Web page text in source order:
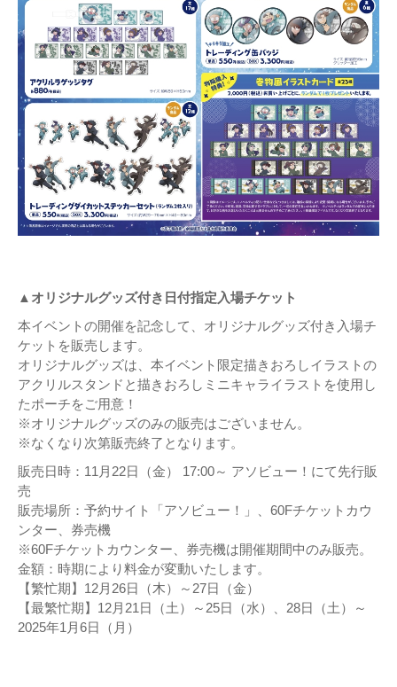
▲オリジナルグッズ付き日付指定入場チケット
本イベントの開催を記念して、オリジナルグッズ付き入場チ
ケットを販売します。
オリジナルグッズは、本イベント限定描きおろしイラストの
アクリルスタンドと描きおろしミニキャライラストを使用し
たポーチをご用意！
※オリジナルグッズのみの販売はございません。
※なくなり次第販売終了となります。
販売日時：11月22日（金） 17:00～ アソビュー！にて先行販
売
販売場所：予約サイト「アソビュー！」、60Fチケットカウ
ンター、券売機
※60Fチケットカウンター、券売機は開催期間中のみ販売。
金額：時期により料金が変動いたします。
【繁忙期】12月26日（木）～27日（金）
【最繁忙期】12月21日（土）～25日（水）、28日（土）～
2025年1月6日（月）